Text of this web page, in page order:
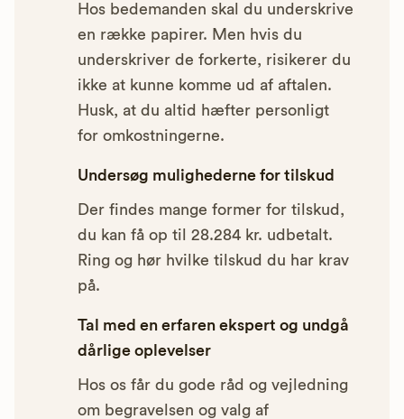
Hos bedemanden skal du underskrive
en række papirer. Men hvis du
underskriver de forkerte, risikerer du
ikke at kunne komme ud af aftalen.
Husk, at du altid hæfter personligt
for omkostningerne.
Undersøg mulighederne for tilskud
Der findes mange former for tilskud,
du kan få op til 28.284 kr. udbetalt.
Ring og hør hvilke tilskud du har krav
på.
Tal med en erfaren ekspert og undgå
dårlige oplevelser
Hos os får du gode råd og vejledning
om begravelsen og valg af